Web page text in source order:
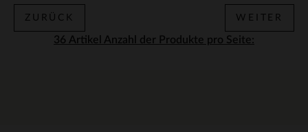
Anzahl der Produkte pro Seite:
ZURÜCK WEITER